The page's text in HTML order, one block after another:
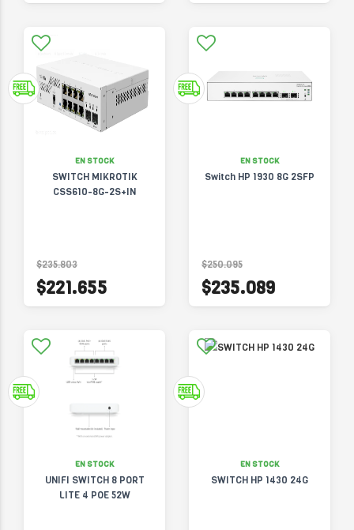
EN STOCK
SWITCH MIKROTIK
CSS610-8G-2S+IN
$235.803
$221.655
EN STOCK
Switch HP 1930 8G 2SFP
$250.095
$235.089
EN STOCK
UNIFI SWITCH 8 PORT
LITE 4 POE 52W
EN STOCK
SWITCH HP 1430 24G